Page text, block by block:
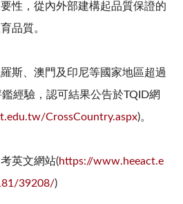
性，從內外部建構起品質保證的
品質。
斯、澳門及印尼等國家地區超過
經驗，認可結果公告於TQID網
CrossCountry.aspx)。
英文網站(https://www.heeact.e
39208/)